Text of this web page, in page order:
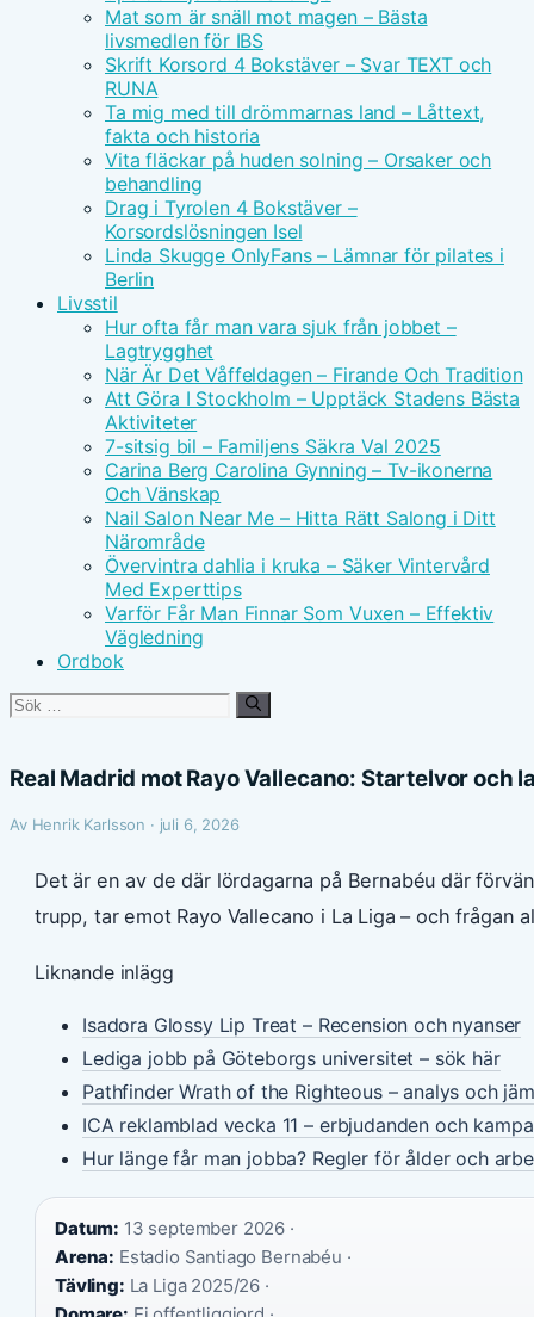
Mat som är snäll mot magen – Bästa
livsmedlen för IBS
Skrift Korsord 4 Bokstäver – Svar TEXT och
RUNA
Ta mig med till drömmarnas land – Låttext,
fakta och historia
Vita fläckar på huden solning – Orsaker och
behandling
Drag i Tyrolen 4 Bokstäver –
Korsordslösningen Isel
Linda Skugge OnlyFans – Lämnar för pilates i
Berlin
Livsstil
Hur ofta får man vara sjuk från jobbet –
Lagtrygghet
När Är Det Våffeldagen – Firande Och Tradition
Att Göra I Stockholm – Upptäck Stadens Bästa
Aktiviteter
7-sitsig bil – Familjens Säkra Val 2025
Carina Berg Carolina Gynning – Tv-ikonerna
Och Vänskap
Nail Salon Near Me – Hitta Rätt Salong i Ditt
Närområde
Övervintra dahlia i kruka – Säker Vintervård
Med Experttips
Varför Får Man Finnar Som Vuxen – Effektiv
Vägledning
Ordbok
Sök
Real Madrid mot Rayo Vallecano: Startelvor och
Av Henrik Karlsson · juli 6, 2026
Det är en av de där lördagarna på Bernabéu där
trupp, tar emot Rayo Vallecano i La Liga – och
Liknande inlägg
Isadora Glossy Lip Treat – Recension och nyanser
Lediga jobb på Göteborgs universitet – sök här
Pathfinder Wrath of the Righteous – analys och
ICA reklamblad vecka 11 – erbjudanden och
Hur länge får man jobba? Regler för ålder och
Datum: 13 september 2026 ·
Arena: Estadio Santiago Bernabéu ·
Tävling: La Liga 2025/26 ·